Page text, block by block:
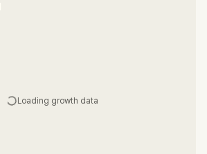
Loading growth data